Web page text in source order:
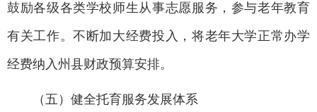
鼓励各级各类学校师生从事志愿服务，参与老年教育
有关工作。不断加大经费投入，将老年大学正常办学
经费纳入州县财政预算安排。
（五）健全托育服务发展体系